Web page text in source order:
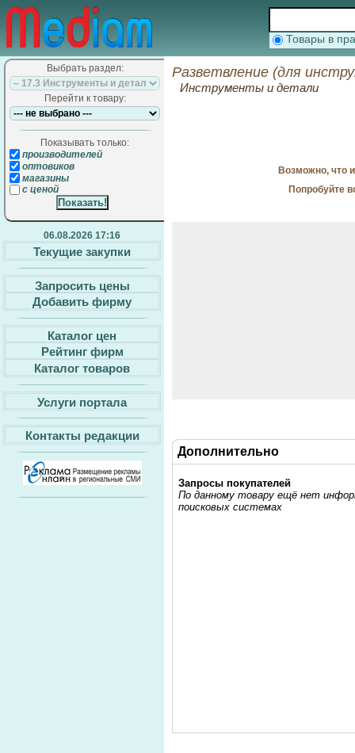
Товары в
Выбрать раздел:
Перейти к товару:
Показывать только:
производителей
оптовиков
магазины
с ценой
06.08.2026 17:16
Текущие закупки
Запросить цены
Добавить фирму
Каталог цен
Рейтинг фирм
Каталог товаров
Услуги портала
Контакты редакции
Разветвление (для
Инструменты и детали
Возможно, что
Попробуйте
Дополнительно
Запросы покупателей
По данному товару ещё нет
поисковых системах